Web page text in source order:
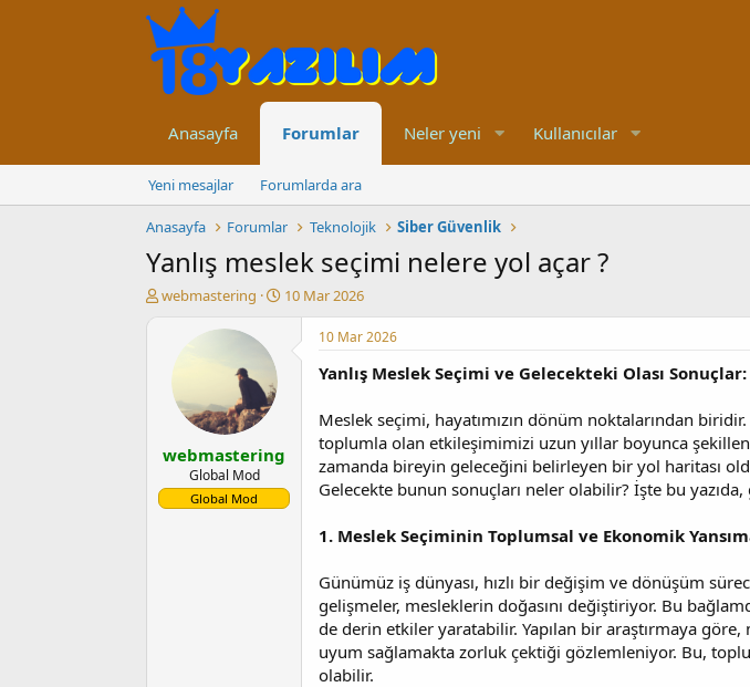
Anasayfa Forumlar Neler yeni Kullanıcılar
Yeni mesajlar Forumlarda ara
Anasayfa Forumlar Teknolojik Siber Güvenlik
Yanlış meslek seçimi nelere yol açar ?
K
ş
a
t
webmastering
B
ç
a
r
10 Mar 2026
webmastering
Global Mod
Global Mod
10 Mar 2026
Yanlış Meslek Seçimi ve Gelecekteki Olası
Meslek seçimi, hayatımızın dönüm noktalarından
toplumla olan etkileşimimizi uzun yıllar boyunca
zamanda bireyin geleceğini belirleyen bir yol haritası
Gelecekte bunun sonuçları neler olabilir? İşte bu
1. Meslek Seçiminin Toplumsal ve Ekonomik
Günümüz iş dünyası, hızlı bir değişim ve dönüşüm
gelişmeler, mesleklerin doğasını değiştiriyor. Bu
de derin etkiler yaratabilir. Yapılan bir araştırmaya
uyum sağlamakta zorluk çektiği gözlemleniyor. Bu,
olabilir.